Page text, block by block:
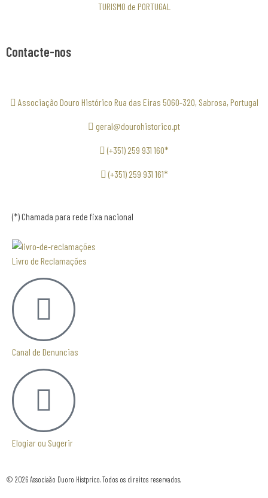
TURISMO de PORTUGAL
Contacte-nos
Associação Douro Histórico Rua das Eiras 5060-320, Sabrosa, Portugal
geral@dourohistorico.pt
(+351) 259 931 160*
(+351) 259 931 161*
(*) Chamada para rede fixa nacional
Livro de Reclamações
Canal de Denuncias
Elogiar ou Sugerir
© 2026 Associaão Duoro Histprico. Todos os direitos reservados.